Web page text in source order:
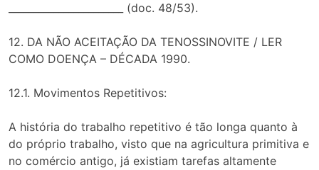
_______________________ (doc. 48/53).
12. DA NÃO ACEITAÇÃO DA TENOSSINOVITE / LER
COMO DOENÇA – DÉCADA 1990.
12.1. Movimentos Repetitivos:
A história do trabalho repetitivo é tão longa quanto à
do próprio trabalho, visto que na agricultura primitiva e
no comércio antigo, já existiam tarefas altamente